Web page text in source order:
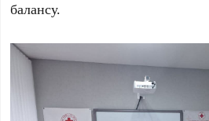
балансу.